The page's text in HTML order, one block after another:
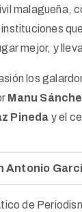
malagueña,
mejor, y
los
Manu
Pineda y el
Antonio
de